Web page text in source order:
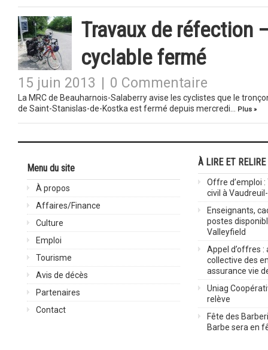
Travaux de réfection
cyclable fermé
15 juin 2013 0 Commentaire
La MRC de Beauharnois-Salaberry avise les cyclistes que le
de Saint-Stanislas-de-Kostka est fermé depuis mercredi…
Plus »
Menu du site
À propos
Affaires/Finance
Culture
Emploi
Tourisme
Avis de décès
Partenaires
Contact
À LIRE ET RELIRE
Offre d’emploi
civil à
Enseignants,
postes
Valleyfield
Appel d’offres :
collective des
assurance vie
Uniag
relève
Fête des
Barbe sera en